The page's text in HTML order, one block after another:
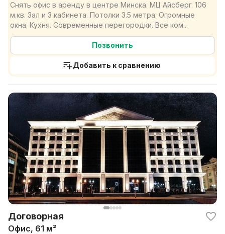
Снять офис в аренду в центре Минска. МЦ Айсберг. 106
м.кв. Зал и 3 кабинета. Потолки 3.5 метра. Огромные
окна. Кухня. Современные перегородки. Все ком...
Позвонить
Добавить к сравнению
Договорная
Офис, 61 м²